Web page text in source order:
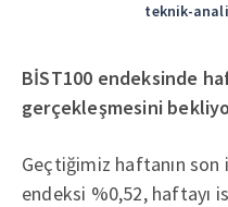
teknik-
BİST100 endeksinde
gerçekleşmesini
Geçtiğimiz haftanın son
endeksi %0,52, haftayı